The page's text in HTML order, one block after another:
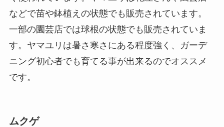
などで苗や鉢植えの状態でも販売されています。
一部の園芸店では球根の状態でも販売されていま
す。ヤマユリは暑さ寒さにある程度強く、ガーデ
ニング初心者でも育てる事が出来るのでオススメ
です。
ムクゲ